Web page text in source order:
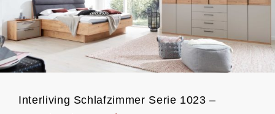
Interliving Schlafzimmer Serie 1023 –